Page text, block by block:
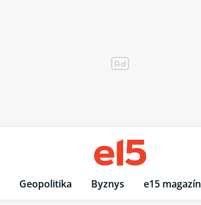
Geopolitika Byznys e15 magazín